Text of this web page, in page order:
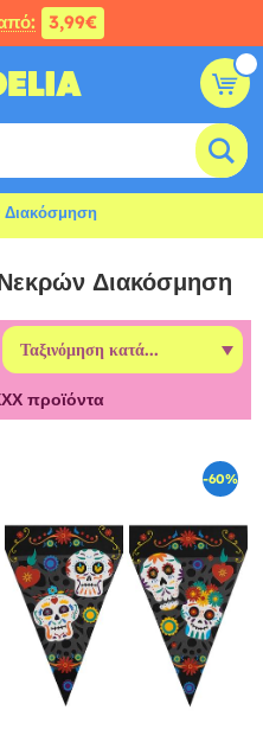
3,99€
Διακόσμηση
Διακόσμηση
προϊόντα
-60%